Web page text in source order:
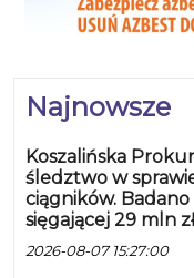
Najnowsze
Koszalińska
śledztwo w
ciągników.
sięgającej 29 mln zł
2026-08-07 15:27:00